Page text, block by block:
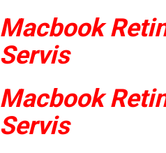
Macbook
Servis
Macbook
Servis